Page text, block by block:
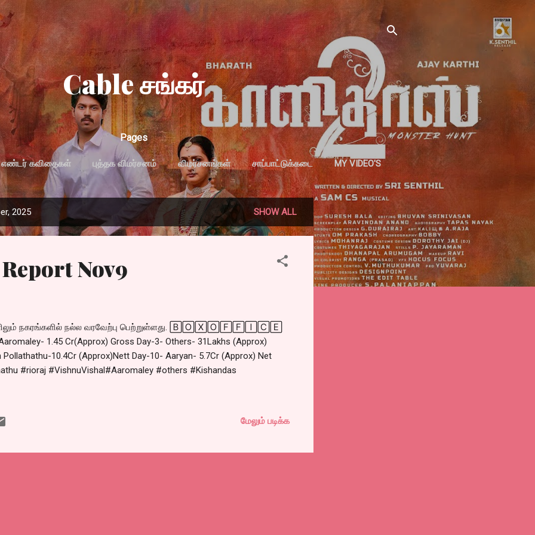
Skip to main content
Cable சங்கர்
Pages
எண்டர் கவிதைகள் புத்தக விமர்சனம் விமர்சனங்கள் சாப்பாட்டுக்கடை MY VIDEO'S
MORE… PRIVACY POLICY
2025 SHOW ALL
Nov9
நகரங்களில் நல்ல வரவேற்பு பெற்றுள்ளது. 🄱🄾🅇🄾🄵🄵🄸🄲🄴
1.45 Cr(Approx) Gross Day-3- Others- 31Lakhs (Approx)
10.4Cr (Approx)Nett Day-10- Aaryan- 5.7Cr (Approx) Net
#rioraj #VishnuVishal#Aaromaley #others #Kishandas
மேலும் படிக்க